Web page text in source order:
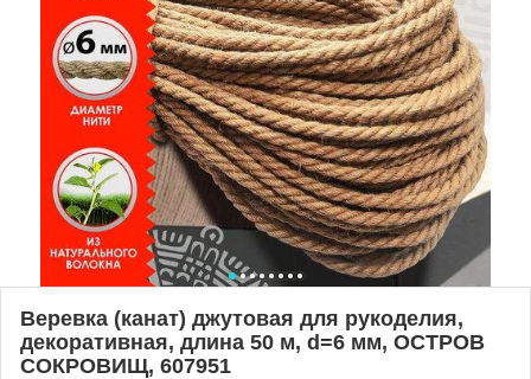
Веревка (канат) джутовая для рукоделия,
декоративная, длина 50 м, d=6 мм, ОСТРОВ
СОКРОВИЩ, 607951